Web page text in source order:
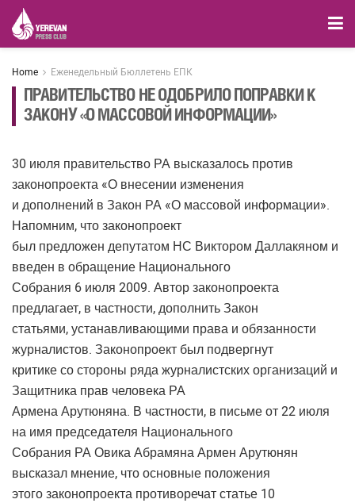
Home Еженедельный Бюллетень ЕПК
ПРАВИТЕЛЬСТВО НЕ ОДОБРИЛО ПОПРАВКИ К
ЗАКОНУ «О МАССОВОЙ ИНФОРМАЦИИ»
30 июля правительство РА высказалось против
законопроекта «О внесении изменения
и дополнений в Закон РА «О массовой информации».
Напомним, что законопроект
был предложен депутатом НС Виктором Даллакяном и
введен в обращение Национального
Собрания 6 июля 2009. Автор законопроекта
предлагает, в частности, дополнить Закон
статьями, устанавливающими права и обязанности
журналистов. Законопроект был подвергнут
критике со стороны ряда журналистских организаций и
Защитника прав человека РА
Армена Арутюняна. В частности, в письме от 22 июля
на имя председателя Национального
Собрания РА Овика Абрамяна Армен Арутюнян
высказал мнение, что основные положения
этого законопроекта противоречат статье 10